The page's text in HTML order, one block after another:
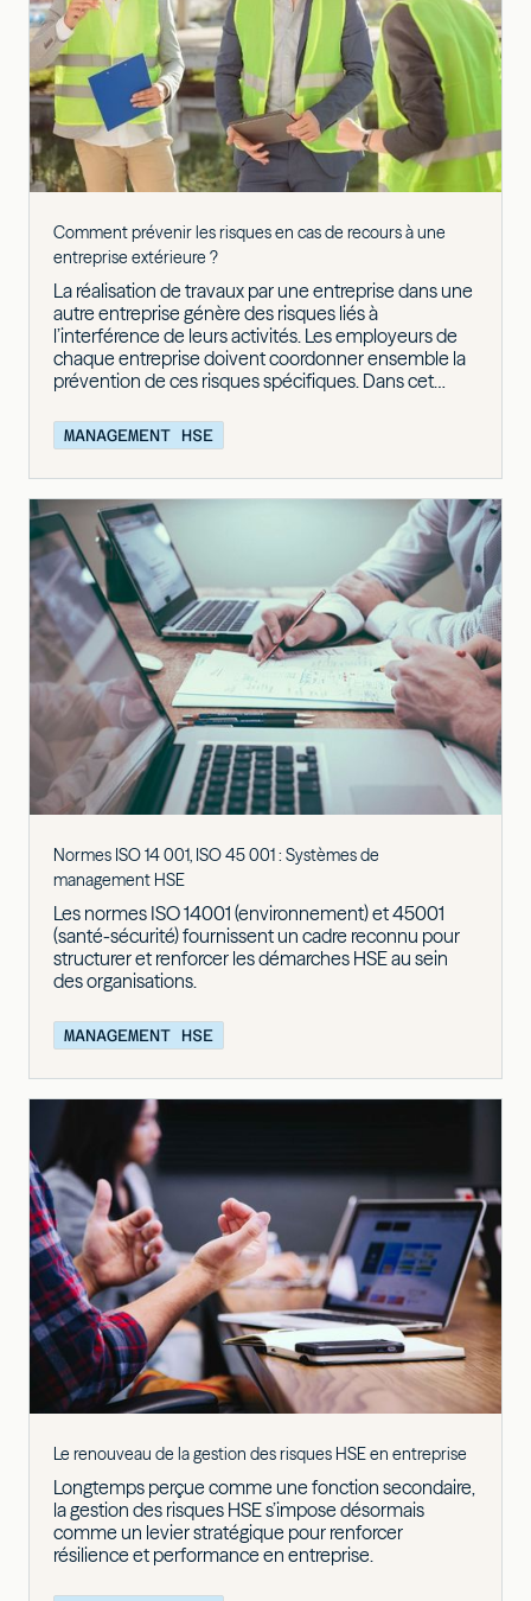
Comment prévenir les risques en cas de recours à une
entreprise extérieure ?
La réalisation de travaux par une entreprise dans une
autre entreprise génère des risques liés à
l’interférence de leurs activités. Les employeurs de
chaque entreprise doivent coordonner ensemble la
prévention de ces risques spécifiques. Dans cet
cas de recours à une entreprise extérieure !
MANAGEMENT HSE
Normes ISO 14 001, ISO 45 001 : Systèmes de
management HSE
Les normes ISO 14001 (environnement) et 45001
(santé-sécurité) fournissent un cadre reconnu pour
structurer et renforcer les démarches HSE au sein
des organisations.
MANAGEMENT HSE
Le renouveau de la gestion des risques HSE en entreprise
Longtemps perçue comme une fonction secondaire,
la gestion des risques HSE s’impose désormais
comme un levier stratégique pour renforcer
résilience et performance en entreprise.